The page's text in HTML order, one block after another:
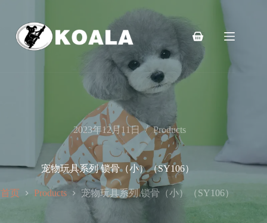
购
车
2023年12月11日 Products
宠物玩具系列 锁骨（小）（SY106）
首页 Products 宠物玩具系列 锁骨（小）（SY106）